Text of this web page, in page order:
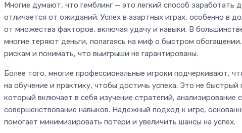
Многие думают, что гемблинг — это легкий способ заработать
отличается от ожиданий. Успех в азартных играх, особенно в
от множества факторов, включая удачу и навыки. В
многие теряют деньги, полагаясь на миф о быстром
рискам и понимать, что выигрыши не гарантированы.
Более того, многие профессиональные игроки подчеркивают,
на обучение и практику, чтобы достичь успеха. Это не быстрый
который включает в себя изучение стратегий, анализирование
совершенствование навыков. Надежный подход к игре,
помогает минимизировать потери и увеличить шансы на успех.